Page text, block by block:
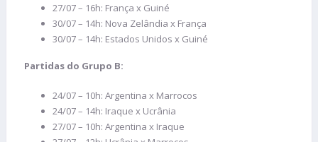
27/07 – 16h: França x Guiné
30/07 – 14h: Nova Zelândia x França
30/07 – 14h: Estados Unidos x Guiné
Partidas do Grupo B:
24/07 – 10h: Argentina x Marrocos
24/07 – 14h: Iraque x Ucrânia
27/07 – 10h: Argentina x Iraque